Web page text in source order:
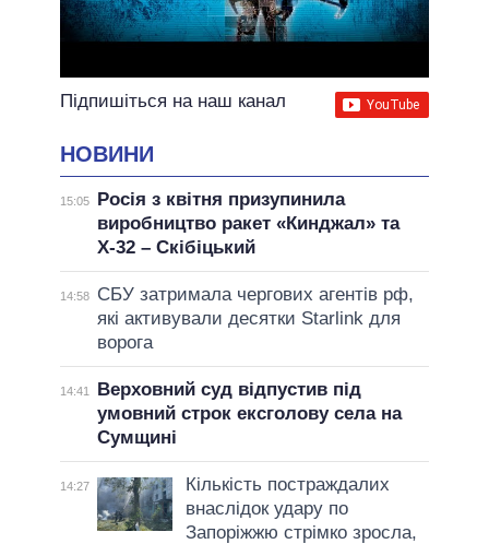
Підпишіться на наш канал
НОВИНИ
15:05
Росія з квітня призупинила
виробництво ракет «Кинджал» та
Х-32 – Скібіцький
14:58
СБУ затримала чергових агентів рф,
які активували десятки Starlink для
ворога
14:41
Верховний суд відпустив під
умовний строк ексголову села на
Сумщині
14:27
Кількість постраждалих
внаслідок удару по
Запоріжжю стрімко зросла,